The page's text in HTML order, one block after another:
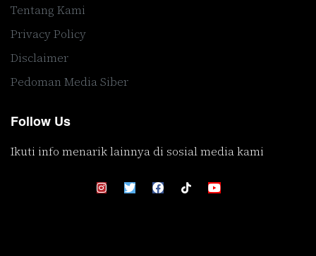
Tentang Kami
Privacy Policy
Disclaimer
Pedoman Media Siber
Follow Us
Ikuti info menarik lainnya di sosial media kami